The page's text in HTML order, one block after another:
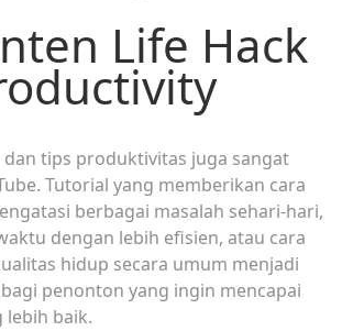
Life Hack
dan tips produktivitas juga sangat
Tutorial yang memberikan cara
berbagai masalah sehari-hari,
dengan lebih efisien, atau cara
hidup secara umum menjadi
penonton yang ingin mencapai
lebih baik.